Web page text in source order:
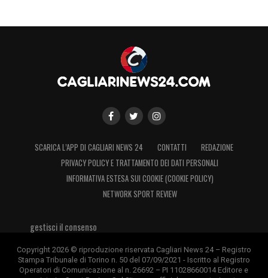
SCARICA L’APP DI CAGLIARI NEWS 24 CONTATTI
REDAZIONE
PRIVACY POLICY E TRATTAMENTO DEI DATI PERSONALI
INFORMATIVA ESTESA SUI COOKIE (COOKIE POLICY)
NETWORK SPORT REVIEW
gestisci il consenso
Copyright 2026 © riproduzione riservata Cagliari News 24 – Registro
Stampa Tribunale di Torino n. 50 del 07/09/2021 - Iscritto al Registro
Operatori di Comunicazione al n. 26692 – PI 11028660014 Editore e